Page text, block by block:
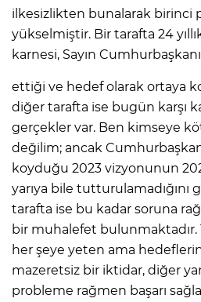
ilkesizlikten bunalarak birinci
yükselmiştir. Bir tarafta 24
karnesi, Sayın
ettiği ve hedef olarak ortaya
diğer tarafta ise bugün karşı
gerçekler var. Ben kimseye
değilim; ancak
koyduğu 2023 vizyonunun
yarıya bile tutturulamadığını
tarafta ise bu kadar soruna
bir muhalefet bulunmaktadır.
her şeye yeten ama
mazeretsiz bir iktidar, diğer
probleme rağmen başarı